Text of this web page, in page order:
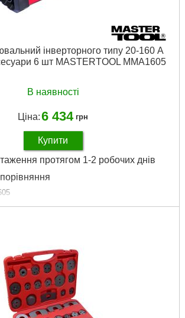
інверторного типу 20-160 А
6 шт MASTERTOOL MMA1605
В наявності
Ціна:6 434 грн
Купити
протягом 1-2 робочих днів
мм: 1,6-4,0
Докладніше...